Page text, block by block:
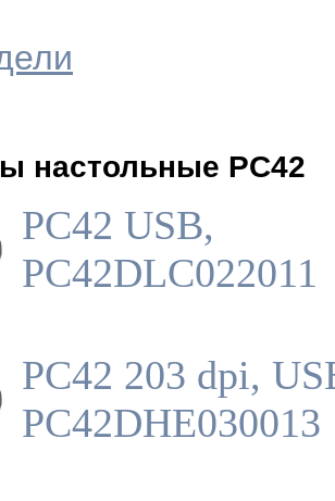
настольные PC42
PC42 USB,
PC42DLC022011
PC42 203 dpi,
PC42DHE030013